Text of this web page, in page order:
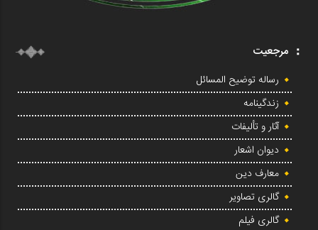
مرجعیت
رساله توضیح المسائل
زندگینامه
آثار و تألیفات
دیوان اشعار
معارف دین
گالری تصاویر
گالری فیلم